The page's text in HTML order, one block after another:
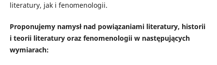
literatury, jak i fenomenologii.
Proponujemy namysł nad powiązaniami literatury, historii
i teorii literatury oraz fenomenologii w następujących
wymiarach: